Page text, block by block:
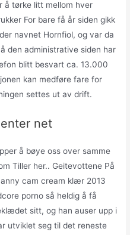
å tørke litt mellom hver
For bare få år siden gikk
navnet Hornfiol, og var da
den administrative siden har
blitt besvart ca. 13.000
kan medføre fare for
settes ut av drift.
net
å bøye oss over samme
Tiller her.. Geitevottene På
cam cream klær 2013
porno så heldig å få
sitt, og han auser upp i
utviklet seg til det reneste